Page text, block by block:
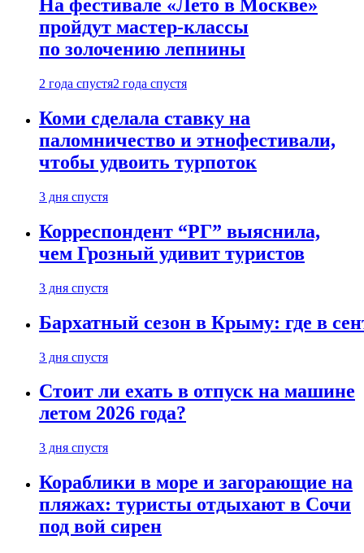
На фестивале «Лето в Москве»
пройдут мастер-классы
по золочению лепнины
2 года спустя2 года спустя
Коми сделала ставку на
паломничество и этнофестивали,
чтобы удвоить турпоток
3 дня спустя
Корреспондент “РГ” выяснила,
чем Грозный удивит туристов
3 дня спустя
Бархатный сезон в Крыму: где в
3 дня спустя
Стоит ли ехать в отпуск на машине
летом 2026 года?
3 дня спустя
Кораблики в море и загорающие на
пляжах: туристы отдыхают в Сочи
под вой сирен